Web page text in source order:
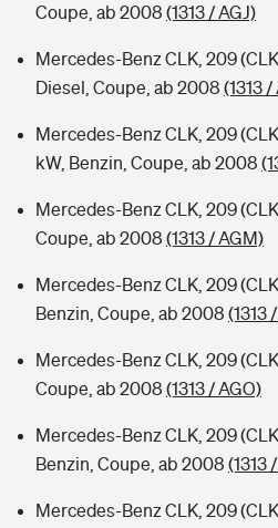
Coupe, ab 2008 (1313 / AGJ)
Mercedes-Benz CLK, 209
Diesel, Coupe, ab 2008 (1313 /
Mercedes-Benz CLK, 209
kW, Benzin, Coupe, ab 2008
Mercedes-Benz CLK, 209
Coupe, ab 2008 (1313 / AGM)
Mercedes-Benz CLK, 209
Benzin, Coupe, ab 2008 (1313
Mercedes-Benz CLK, 209
Coupe, ab 2008 (1313 / AGO)
Mercedes-Benz CLK, 209
Benzin, Coupe, ab 2008 (1313
Mercedes-Benz CLK, 209